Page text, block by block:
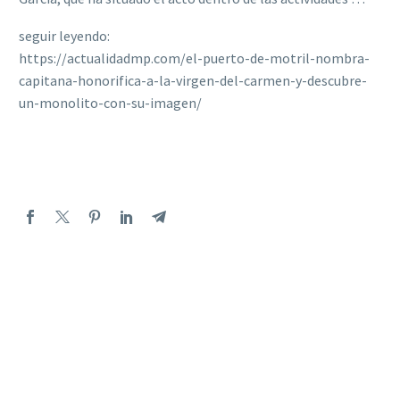
seguir leyendo:
https://actualidadmp.com/el-puerto-de-motril-nombra-
capitana-honorifica-a-la-virgen-del-carmen-y-descubre-
un-monolito-con-su-imagen/